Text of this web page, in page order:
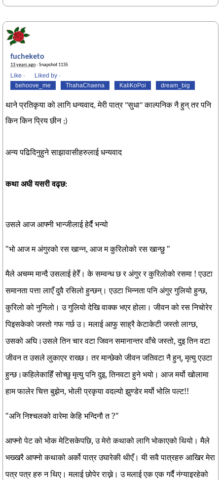
fucheketo
13 years ago· Snapshot 1135
Like · Liked by ·
behoove_me
ThahaChaena KaliKoPoi dream_big
थाने प्रतिकृया को लागि धन्यवाद, मेरी पात्र "सुधा" काल्पनिक नै हुन् तर पनि
किन किन प्रिय छीन ;)
अन्य पढिदिनुहुने साझावासीहरुलाई धन्यवाद
कथा अघी यसरी वढ्छ:
उसले आज आफ्नी भान्जीलाई हेर्दै भन्यो
"भो आज म अंगुरको रस खान्न, आज म कुरिलोको रस खान्छु "
मैले अचम्म मान्दै उसलाई हेरेँ। के सम्वन्ध छ र अंगुर र कुरिलोको रसमा ! एउटा
समानता पत्ता लाएँ दुवै रसिलो हुन्छन्। एउटा भिन्नता पनि अंगुर गुलियो हुन्छ,
कुरिलो को नुनिलो। उ गुलियो देखि वाक्क भएर होला। जीवन को रस निचोरेर
पिइसकेको जस्तो गफ गर्छ उ। मलाई आफु साह्रै केटाकेटी जस्तो लाग्छ,
उसको अघि।उसले तिन चार वटा जिवन समानान्तर वाँचे जस्तो, दुइ तिन वटा
जीवन त उसले लुकाएर राख्छ। तर मान्छेको जीवन जतिवटा नै हुन्, मृत्यु एउटा
हुन्छ।कहिलेकाहिँ सोच्छु मृत्यु पनि दुइ, तिनवटा हुने भयो। आज मर्यो खोलामा
हाम फालेर चित्त बुझेन, भोली प्रकृया वदल्यो झुण्डेर मर्यो भोलि पल्ट!!
"अनि निश्चलको वारेमा केहि भन्दिनौ त ?"
आफ्नो पेट को भोक मेटिसकेपछि, उ मेरो कथाको लागि भोकाएको थियो। मैले
भख्खरै आफ्नो कथाको अर्को पात्र उघारेकी थीएँ। यी सवै पात्रहरु आखिर मेरा
पत्र पत्र हरु न थिए। मलाई छोपेर राख्ने। उ मलाई एक एक गर्दै नंग्याइरहेको